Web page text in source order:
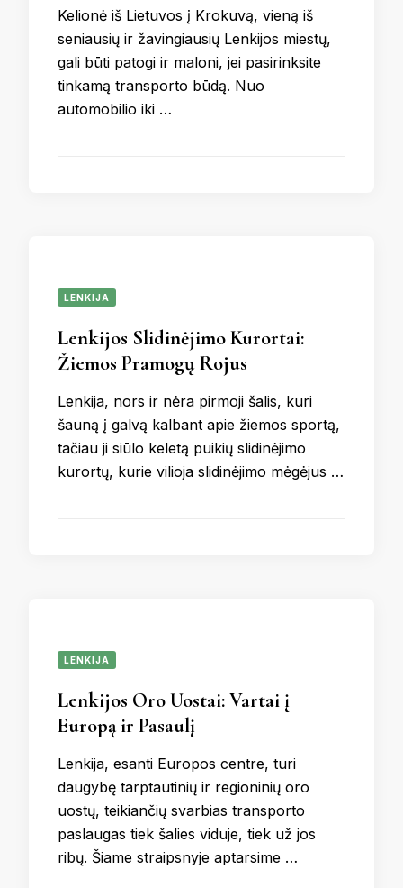
Kelionė iš Lietuvos į Krokuvą, vieną iš
seniausių ir žavingiausių Lenkijos miestų,
gali būti patogi ir maloni, jei pasirinksite
tinkamą transporto būdą. Nuo
automobilio iki …
LENKIJA
Lenkijos Slidinėjimo Kurortai:
Žiemos Pramogų Rojus
Lenkija, nors ir nėra pirmoji šalis, kuri
šauną į galvą kalbant apie žiemos sportą,
tačiau ji siūlo keletą puikių slidinėjimo
kurortų, kurie vilioja slidinėjimo mėgėjus …
LENKIJA
Lenkijos Oro Uostai: Vartai į
Europą ir Pasaulį
Lenkija, esanti Europos centre, turi
daugybę tarptautinių ir regioninių oro
uostų, teikiančių svarbias transporto
paslaugas tiek šalies viduje, tiek už jos
ribų. Šiame straipsnyje aptarsime …